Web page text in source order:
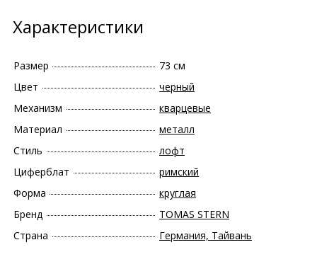
Характеристики
Размер
73 см
Цвет
черный
Механизм
кварцевые
Материал
металл
Стиль
лофт
Циферблат
римский
Форма
круглая
Бренд
TOMAS STERN
Страна
Германия, Тайвань